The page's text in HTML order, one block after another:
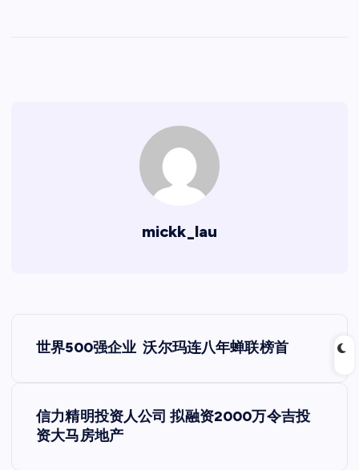
mickk_lau
文
导
航
世界500强企业 沃尔玛连八年蝉联榜首
信力精明投资人公司 拟融资2000万令吉投
资大马房地产